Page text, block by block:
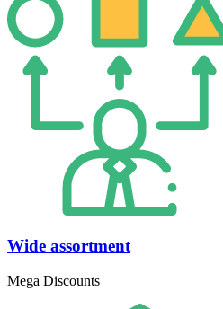
Wide assortment
Mega Discounts